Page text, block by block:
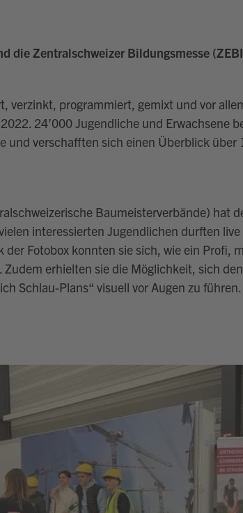
die Zentralschweizer Bildungsmesse
verzinkt, programmiert, gemixt und vor
24’000 Jugendliche und Erwachsene
und verschafften sich einen Überblick über
Baumeisterverbände) hat
interessierten Jugendlichen durften
der Fotobox konnten sie sich, wie ein Profi,
erhielten sie die Möglichkeit, sich
Schlau-Plans“ visuell vor Augen zu führen.